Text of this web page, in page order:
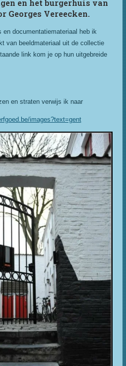
en het burgerhuis van
Georges Vereecken.
en documentatiemateriaal heb ik
van beeldmateriaal uit de collectie
link kom je op hun uitgebreide
en straten verwijs ik naar
images?text=gent